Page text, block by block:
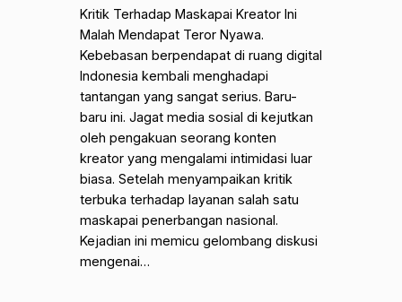
Kritik Terhadap Maskapai Kreator Ini
Malah Mendapat Teror Nyawa.
Kebebasan berpendapat di ruang digital
Indonesia kembali menghadapi
tantangan yang sangat serius. Baru-
baru ini. Jagat media sosial di kejutkan
oleh pengakuan seorang konten
kreator yang mengalami intimidasi luar
biasa. Setelah menyampaikan kritik
terbuka terhadap layanan salah satu
maskapai penerbangan nasional.
Kejadian ini memicu gelombang diskusi
mengenai…